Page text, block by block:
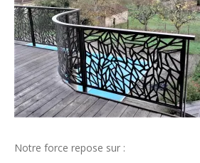
Notre force repose sur :